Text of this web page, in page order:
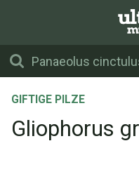
GIFTIGE PILZE
Gliophorus